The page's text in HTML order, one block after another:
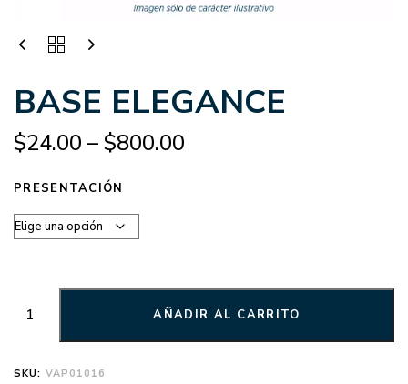
BASE ELEGANCE
$24.00 –$800.00
PRESENTACIÓN
AÑADIR AL CARRITO
SKU: VAP01016